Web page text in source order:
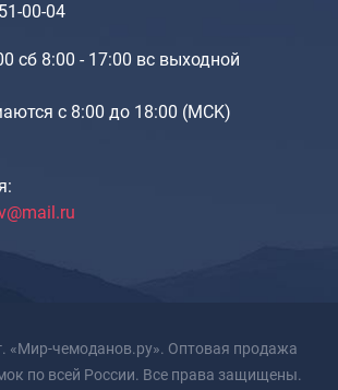
Рюкзаки для охоты-рыбалки
Рюкзаки на колесах
Кейсы и планшеты
00-04
сб 8:00 - 17:00 вс выходной
с 8:00 до 18:00 (МCK)
«Мир-чемоданов.ру». Оптовая продажа
по всей России. Все права защищены.